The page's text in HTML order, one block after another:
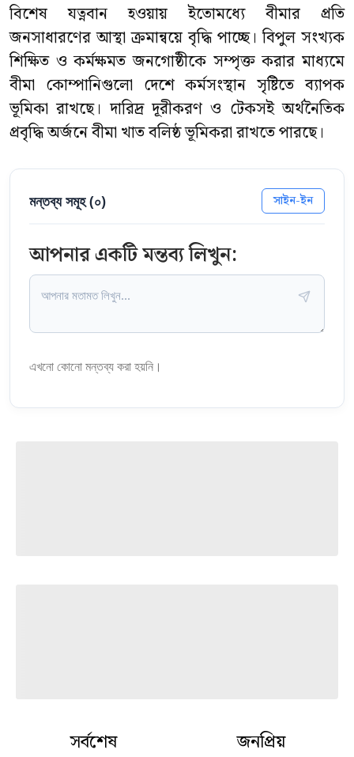
বিশেষ যত্নবান হওয়ায় ইতোমধ্যে বীমার প্রতি
জনসাধারণের আস্থা ক্রমান্বয়ে বৃদ্ধি পাচ্ছে। বিপুল সংখ্যক
শিক্ষিত ও কর্মক্ষমত জনগোষ্ঠীকে সম্পৃক্ত করার মাধ্যমে
বীমা কোম্পানিগুলো দেশে কর্মসংস্থান সৃষ্টিতে ব্যাপক
ভূমিকা রাখছে। দারিদ্র দূরীকরণ ও টেকসই অর্থনৈতিক
প্রবৃদ্ধি অর্জনে বীমা খাত বলিষ্ঠ ভূমিকরা রাখতে পারছে।
মন্তব্য সমূহ (০) সাইন-ইন
আপনার একটি মন্তব্য লিখুন:
এখনো কোনো মন্তব্য করা হয়নি।
সর্বশেষ জনপ্রিয়